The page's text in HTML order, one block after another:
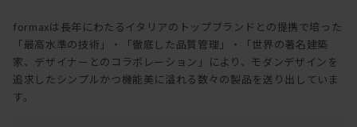
formaxは長年にわたるイタリアのトップブランドとの提携で培った
「最高水準の技術」・「徹底した品質管理」・「世界の著名建築
家、デザイナーとのコラボレーション」により、モダンデザインを
追求したシンプルかつ機能美に溢れる数々の製品を送り出していま
す。